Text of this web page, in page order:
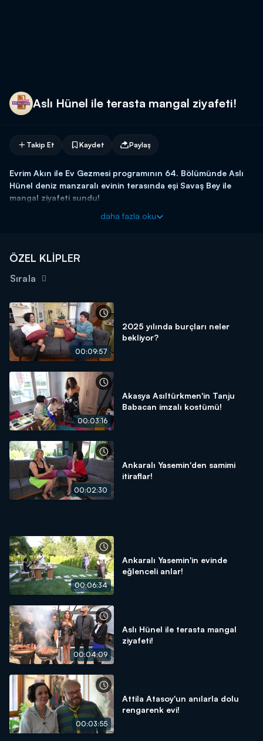
Aslı Hünel ile terasta mangal ziyafeti!
Takip Et Kaydet Paylaş
Evrim Akın ile Ev Gezmesi programının 64. Bölümünde Aslı
Hünel deniz manzaralı evinin terasında eşi Savaş Bey ile
mangal ziyafeti sundu!
Evrim Akın ile Ev Gezmesi her pazar 12.45'te Kanal D'de!
daha fazla oku
ÖZEL KLİPLER
Sırala
00:09:57
2025 yılında burçları neler
bekliyor?
00:03:16
Akasya Asıltürkmen'in Tanju
Babacan imzalı kostümü!
00:02:30
Ankaralı Yasemin'den samimi
itiraflar!
00:06:34
Ankaralı Yasemin'in evinde
eğlenceli anlar!
00:04:09
Aslı Hünel ile terasta mangal
ziyafeti!
00:03:55
Attila Atasoy'un anılarla dolu
rengarenk evi!